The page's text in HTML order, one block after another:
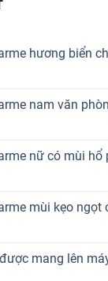
hương biển
nam văn
nữ có mùi
mùi kẹo ngọt
mang lên